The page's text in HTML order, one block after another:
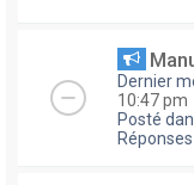
Dernier
10:47 pm
Posté
Réponses